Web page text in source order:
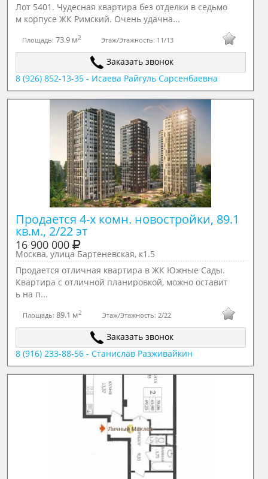
Лот 5401. Чудесная квартира без отделки в седьмо
м корпусе ЖК Римский. Очень удачна...
Площадь:73.9 м2 Этаж/Этажность: 11/13
Заказать звонок
8 (926) 852-13-35 - Исаева Райгуль Сарсенбаевна
Продается 4-х комн. новостройки, 89.1
кв.м., 2/22 эт
16 900 000
Москва, улица Бартеневская, к1.5
Продается отличная квартира в ЖК Южные Сады.
Квартира с отличной планировкой, можно оставит
ь на п...
Площадь: 89.1 м2 Этаж/Этажность:2/22
Заказать звонок
8 (916) 233-88-56 - Станислав Разживайкин